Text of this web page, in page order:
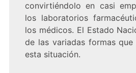
convirtiéndolo en casi
los laboratorios
los médicos. El Estado
de las variadas formas
esta situación.